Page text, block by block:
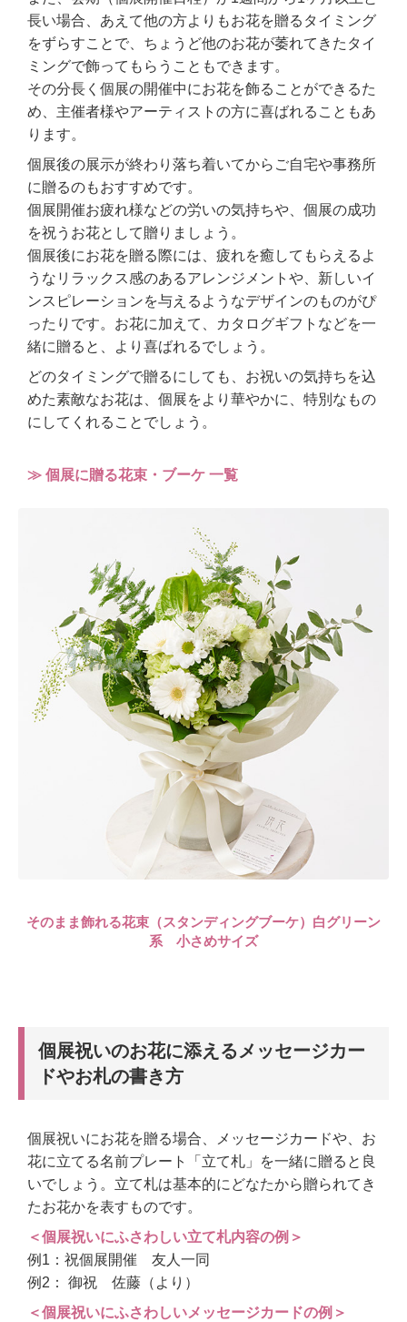
長い場合、あえて他の方よりもお花を贈るタイミング
をずらすことで、ちょうど他のお花が萎れてきたタイ
ミングで飾ってもらうこともできます。
その分長く個展の開催中にお花を飾ることができるた
め、主催者様やアーティストの方に喜ばれることもあ
ります。
個展後の展示が終わり落ち着いてからご自宅や事務所
に贈るのもおすすめです。
個展開催お疲れ様などの労いの気持ちや、個展の成功
を祝うお花として贈りましょう。
個展後にお花を贈る際には、疲れを癒してもらえるよ
うなリラックス感のあるアレンジメントや、新しいイ
ンスピレーションを与えるようなデザインのものがぴ
ったりです。お花に加えて、カタログギフトなどを一
緒に贈ると、より喜ばれるでしょう。
どのタイミングで贈るにしても、お祝いの気持ちを込
めた素敵なお花は、個展をより華やかに、特別なもの
にしてくれることでしょう。
≫ 個展に贈る花束・ブーケ 一覧
そのまま飾れる花束（スタンディングブーケ）白グリーン
系 小さめサイズ
個展祝いのお花に添えるメッセージカー
ドやお札の書き方
個展祝いにお花を贈る場合、メッセージカードや、お
花に立てる名前プレート「立て札」を一緒に贈ると良
いでしょう。立て札は基本的にどなたから贈られてき
たお花かを表すものです。
＜個展祝いにふさわしい立て札内容の例＞
例1：祝個展開催 友人一同
例2： 御祝 佐藤（より）
＜個展祝いにふさわしいメッセージカードの例＞